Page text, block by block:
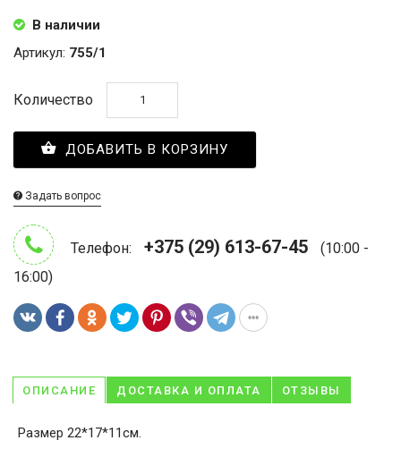
В наличии
Артикул: 755/1
Количество
ДОБАВИТЬ В КОРЗИНУ
Задать вопрос
Телефон: +375 (29) 613-67-45
(10:00 -
16:00)
ОПИСАНИЕ ДОСТАВКА И ОПЛАТА ОТЗЫВЫ
Размер 22*17*11см.